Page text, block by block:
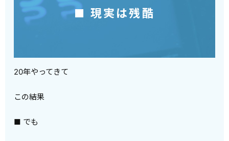
■ 現実は残酷
20年やってきて
この結果
■ でも